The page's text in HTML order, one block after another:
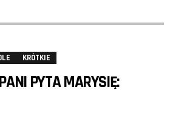
KRÓTKIE
PYTA MARYSIĘ: